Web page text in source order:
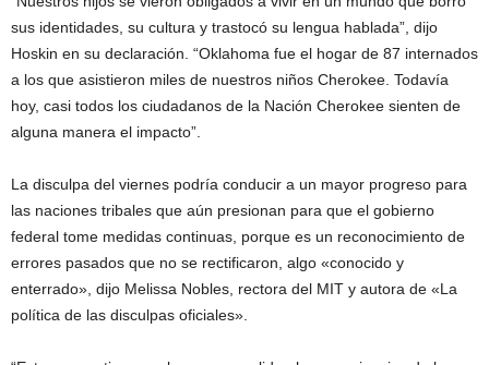
sus identidades, su cultura y trastocó su lengua hablada”, dijo
Hoskin en su declaración. “Oklahoma fue el hogar de 87 internados
a los que asistieron miles de nuestros niños Cherokee. Todavía
hoy, casi todos los ciudadanos de la Nación Cherokee sienten de
alguna manera el impacto”.
La disculpa del viernes podría conducir a un mayor progreso para
las naciones tribales que aún presionan para que el gobierno
federal tome medidas continuas, porque es un reconocimiento de
errores pasados ​​que no se rectificaron, algo «conocido y
enterrado», dijo Melissa Nobles, rectora del MIT y autora de «La
política de las disculpas oficiales».